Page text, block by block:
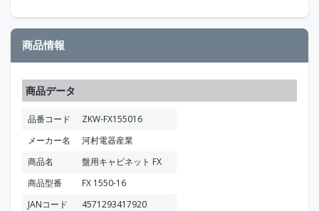
商品情報
商品データ
品番コード
ZKW-FX155016
メーカー名
河村電器産業
商品名
盤用キャビネット FX
商品型番
FX 1550-16
JANコード
4571293417920